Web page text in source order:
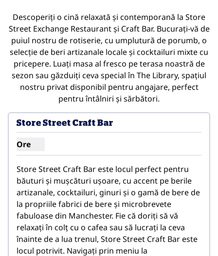
Descoperiți o cină relaxată și contemporană la Store
Street Exchange Restaurant și Craft Bar. Bucurați-vă de
puiul nostru de rotiserie, cu umplutură de porumb, o
selecție de beri artizanale locale și cocktailuri mixte cu
pricepere. Luați masa al fresco pe terasa noastră de
sezon sau găzduiți ceva special în The Library, spațiul
nostru privat disponibil pentru angajare, perfect
pentru întâlniri și sărbători.
1 din 2
imaginea anterioară
Store Street Craft Bar
Ore
Afișare ore pentru barul de artizanat Store Street
Store Street Craft Bar este locul perfect pentru
băuturi și mușcături ușoare, cu accent pe berile
artizanale, cocktailuri, ginuri și o gamă de bere de
la propriile fabrici de bere și microbrevete
fabuloase din Manchester. Fie că doriți să vă
relaxați în colț cu o cafea sau să lucrați la ceva
înainte de a lua trenul, Store Street Craft Bar este
locul potrivit. Navigați prin meniu la